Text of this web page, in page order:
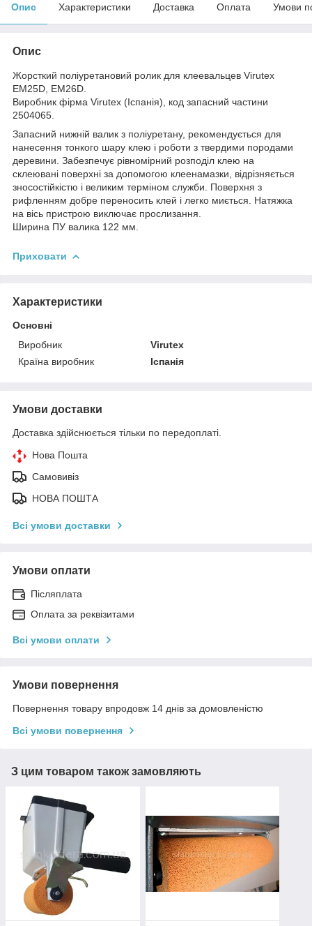
Опис Характеристики Доставка Оплата Умови
Опис
Жорсткий поліуретановий ролик для клеевальцев Virutex
EM25D, EM26D.
Виробник фірма Virutex (Іспанія), код запасний частини
2504065.
Запасний нижній валик з поліуретану, рекомендується для
нанесення тонкого шару клею і роботи з твердими породами
деревини. Забезпечує рівномірний розподіл клею на
склеювані поверхні за допомогою клеенамазки, відрізняється
зносостійкістю і великим терміном служби. Поверхня з
рифленням добре переносить клей і легко миється. Натяжка
на вісь пристрою виключає прослизання.
Ширина ПУ валика 122 мм.
Приховати
Характеристики
Основні
Виробник
Virutex
Країна виробник
Іспанія
Умови доставки
Доставка здійснюється тільки по передоплаті.
Нова Пошта
Самовивіз
НОВА ПОШТА
Всі умови доставки
Умови оплати
Післяплата
Оплата за реквізитами
Всі умови оплати
Умови повернення
Повернення товару впродовж 14 днів за домовленістю
Всі умови повернення
З цим товаром також замовляють